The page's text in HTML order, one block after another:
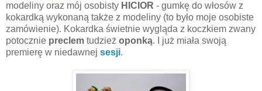
modeliny oraz mój osobisty HICIOR - gumkę do włosów z
kokardką wykonaną także z modeliny (to było moje osobiste
zamówienie). Kokardka świetnie wygląda z koczkiem zwany
potocznie preclem tudzież oponką. I już miała swoją
premierę w niedawnej sesji.